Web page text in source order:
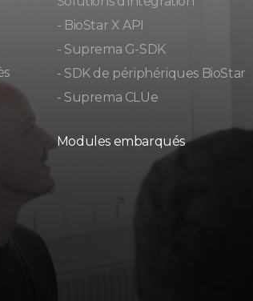
- BioStar X API
- Suprema G-SDK
- SDK de périphériques BioStar
- Suprema CLUe
Modules embarqués